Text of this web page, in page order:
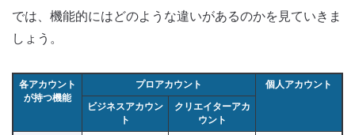
では、機能的にはどのような違いがあるのかを見ていきま
しょう。
各アカウント
が持つ機能
プロアカウント
個人アカウント
ビジネスアカウン
ト
クリエイターアカ
ウント